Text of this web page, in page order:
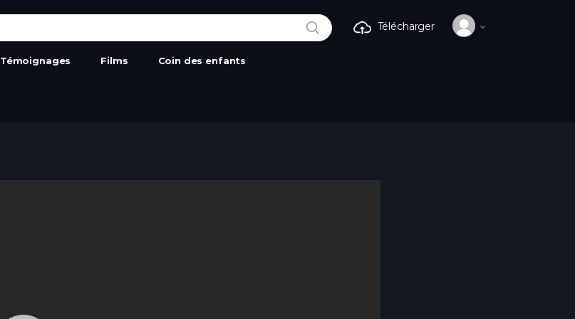
RECHERCHE
Témoignages Films Coin des enfants
Télécharger